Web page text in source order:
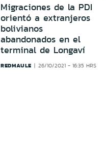
Migraciones de la PDI
orientó a extranjeros
bolivianos
abandonados en el
terminal de Longaví
REDMAULE 26/10/2021 - 16:35 HRS